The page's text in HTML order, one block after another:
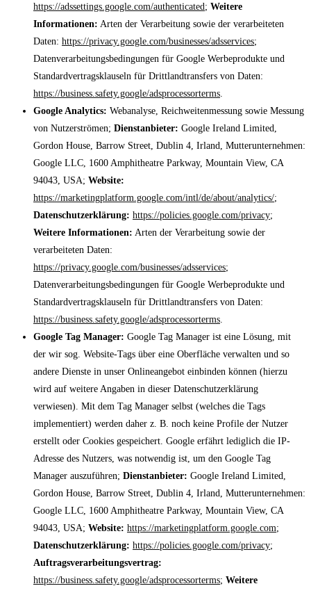
https://adssettings.google.com/authenticated; Weitere
Informationen: Arten der Verarbeitung sowie der verarbeiteten
Daten: https://privacy.google.com/businesses/adsservices;
Datenverarbeitungsbedingungen für Google Werbeprodukte und
Standardvertragsklauseln für Drittlandtransfers von Daten:
https://business.safety.google/adsprocessorterms
Google Analytics: Webanalyse, Reichweitenmessung sowie Messung
von Nutzerströmen; Dienstanbieter: Google Ireland Limited,
Gordon House, Barrow Street, Dublin 4, Irland, Mutterunternehmen:
Google LLC, 1600 Amphitheatre Parkway, Mountain View, CA
94043, USA; Website:
https://marketingplatform.google.com/intl/de/about/analytics/;
Datenschutzerklärung: https://policies.google.com/privacy;
Weitere Informationen: Arten der Verarbeitung sowie der
verarbeiteten Daten:
https://privacy.google.com/businesses/adsservices;
Datenverarbeitungsbedingungen für Google Werbeprodukte und
Standardvertragsklauseln für Drittlandtransfers von Daten:
https://business.safety.google/adsprocessorterms
Google Tag Manager: Google Tag Manager ist eine Lösung, mit
der wir sog. Website-Tags über eine Oberfläche verwalten und so
andere Dienste in unser Onlineangebot einbinden können (hierzu
wird auf weitere Angaben in dieser Datenschutzerklärung
verwiesen). Mit dem Tag Manager selbst (welches die Tags
implementiert) werden daher z. B. noch keine Profile der Nutzer
erstellt oder Cookies gespeichert. Google erfährt lediglich die IP-
Adresse des Nutzers, was notwendig ist, um den Google Tag
Manager auszuführen; Dienstanbieter: Google Ireland Limited,
Gordon House, Barrow Street, Dublin 4, Irland, Mutterunternehmen:
Google LLC, 1600 Amphitheatre Parkway, Mountain View, CA
94043, USA; Website: https://marketingplatform.google.com;
Datenschutzerklärung: https://policies.google.com/privacy;
Auftragsverarbeitungsvertrag:
https://business.safety.google/adsprocessorterms; Weitere